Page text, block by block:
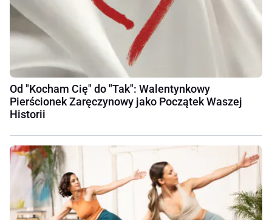
Od "Kocham Cię" do "Tak": Walentynkowy
Pierścionek Zaręczynowy jako Początek Waszej
Historii